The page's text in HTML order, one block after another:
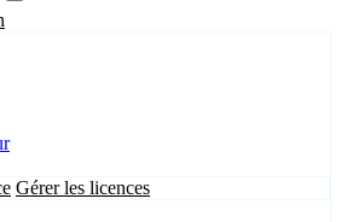
Gérer les licences